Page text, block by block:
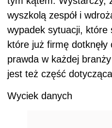
wyszkolą zespół i
wypadek sytuacji, które
które już firmę
prawda w każdej
jest też część
Wyciek danych